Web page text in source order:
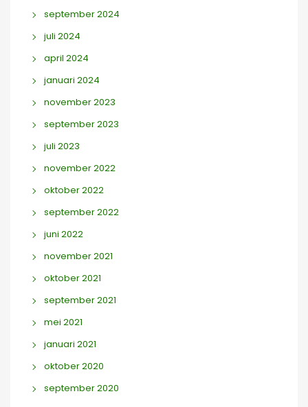
september 2024
juli 2024
april 2024
januari 2024
november 2023
september 2023
juli 2023
november 2022
oktober 2022
september 2022
juni 2022
november 2021
oktober 2021
september 2021
mei 2021
januari 2021
oktober 2020
september 2020